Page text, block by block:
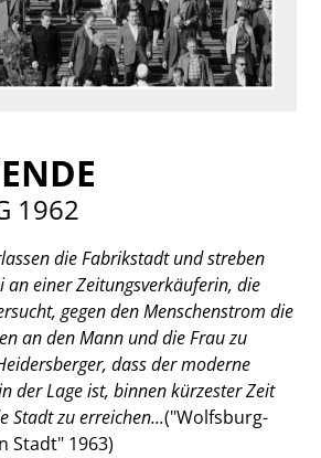
1962
die Fabrikstadt und streben
an einer Zeitungsverkäuferin, die
gegen den Menschenstrom die
an den Mann und die Frau zu
dass der moderne
der Lage ist, binnen kürzester Zeit
Stadt zu erreichen...("Wolfsburg-
Stadt" 1963)